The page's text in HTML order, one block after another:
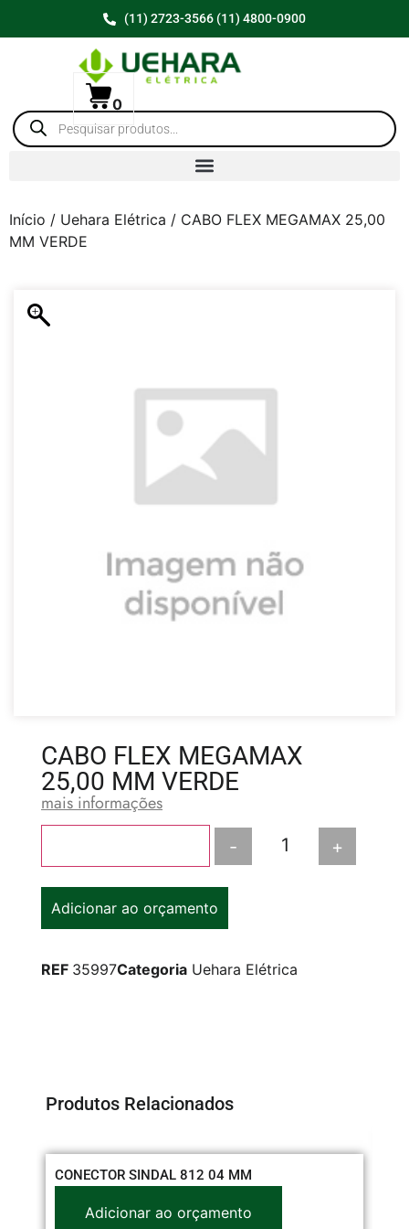
(11) 2723-3566 (11) 4800-0900
0
Início / Uehara Elétrica / CABO FLEX MEGAMAX 25,00
MM VERDE
CABO FLEX MEGAMAX
25,00 MM VERDE
mais informações
- +
Adicionar ao orçamento
REF 35997Categoria Uehara Elétrica
Produtos Relacionados
CONECTOR SINDAL 812 04 MM
Adicionar ao orçamento